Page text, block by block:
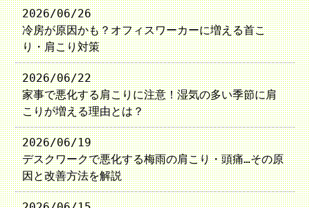
2026/06/26
冷房が原因かも？オフィスワーカーに増える首こ
り・肩こり対策
2026/06/22
家事で悪化する肩こりに注意！湿気の多い季節に肩
こりが増える理由とは？
2026/06/19
デスクワークで悪化する梅雨の肩こり・頭痛…その原
因と改善方法を解説